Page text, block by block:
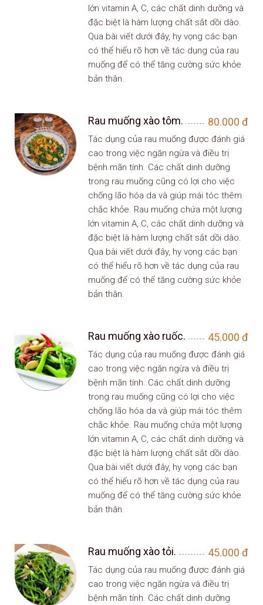
lớn vitamin A, C, các chất dinh dưỡng và
đặc biệt là hàm lượng chất sắt dồi dào.
Qua bài viết dưới đây, hy vọng các bạn
có thể hiểu rõ hơn về tác dụng của rau
muống để có thể tăng cường sức khỏe
bản thân.
80.000 đ
Rau muống xào tôm.
Tác dụng của rau muống được đánh giá
cao trong việc ngăn ngừa và điều trị
bệnh mãn tính. Các chất dinh dưỡng
trong rau muống cũng có lợi cho việc
chống lão hóa da và giúp mái tóc thêm
chắc khỏe. Rau muống chứa một lượng
lớn vitamin A, C, các chất dinh dưỡng và
đặc biệt là hàm lượng chất sắt dồi dào.
Qua bài viết dưới đây, hy vọng các bạn
có thể hiểu rõ hơn về tác dụng của rau
muống để có thể tăng cường sức khỏe
bản thân.
45.000 đ
Rau muống xào ruốc.
Tác dụng của rau muống được đánh giá
cao trong việc ngăn ngừa và điều trị
bệnh mãn tính. Các chất dinh dưỡng
trong rau muống cũng có lợi cho việc
chống lão hóa da và giúp mái tóc thêm
chắc khỏe. Rau muống chứa một lượng
lớn vitamin A, C, các chất dinh dưỡng và
đặc biệt là hàm lượng chất sắt dồi dào.
Qua bài viết dưới đây, hy vọng các bạn
có thể hiểu rõ hơn về tác dụng của rau
muống để có thể tăng cường sức khỏe
bản thân.
45.000 đ
Rau muống xào tỏi.
Tác dụng của rau muống được đánh giá
cao trong việc ngăn ngừa và điều trị
bệnh mãn tính. Các chất dinh dưỡng